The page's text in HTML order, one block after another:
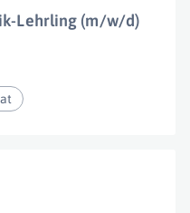
Lehrling (m/w/d)